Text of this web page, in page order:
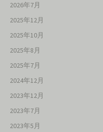
2026年7月
2025年12月
2025年10月
2025年8月
2025年7月
2024年12月
2023年12月
2023年7月
2023年5月